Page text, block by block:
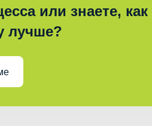
или знаете, как
лучше?